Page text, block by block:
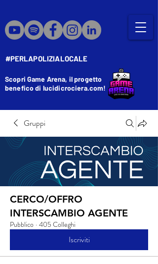
#PERLAPOLIZIALOCALE
Scopri Game Arena, il progetto
benefico di lucidicrociera.com!
Gruppi
CERCO/OFFRO
INTERSCAMBIO AGENTE
Pubblico · 405 Colleghi
Iscriviti